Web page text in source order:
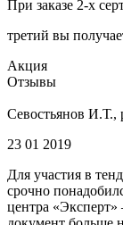
При заказе 2-х
третий вы
Акция
Отзывы
Севостьянов И.Т.,
23 01 2019
Для участия в
срочно
центра